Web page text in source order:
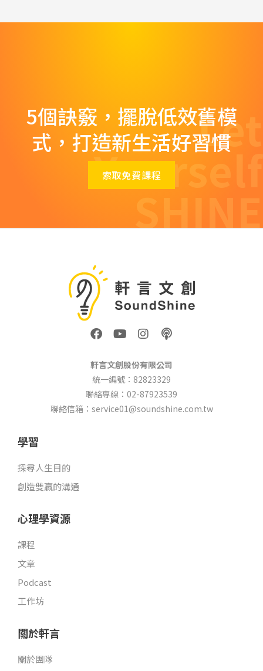
5個訣竅，擺脫低效舊模
式，打造新生活好習慣
索取免費課程
Let
Yourself
SHINE
F
a
e
b
o
o
k
Y
o
t
u
b
e
I
n
t
a
g
r
a
P
o
c
a
s
t
軒言文創股份有限公司
統一編號：82823329
聯絡專線：02-87923539
聯絡信箱：service01@soundshine.com.tw
學習
探尋人生目的
創造雙贏的溝通
心理學資源
課程
文章
Podcast
工作坊
關於軒言
關於團隊